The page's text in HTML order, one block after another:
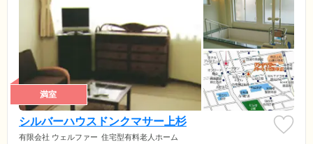
満室
シルバーハウスドンクマサー上杉
有限会社 ウェルファー 住宅型有料老人ホーム